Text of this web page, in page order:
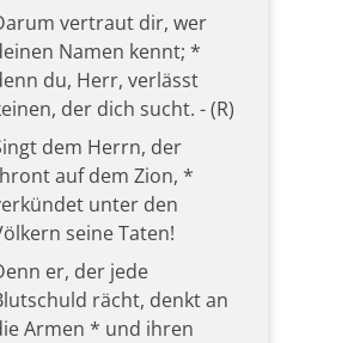
vertraut dir, wer
Namen kennt; *
du, Herr, verlässt
der dich sucht. - (R)
dem Herrn, der
auf dem Zion, *
unter den
seine Taten!
er, der jede
rächt, denkt an
Armen * und ihren